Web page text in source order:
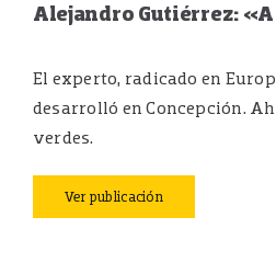
Alejandro Gutiérrez:
El experto, radicado en
desarrolló en Concepción.
verdes.
Ver publicación